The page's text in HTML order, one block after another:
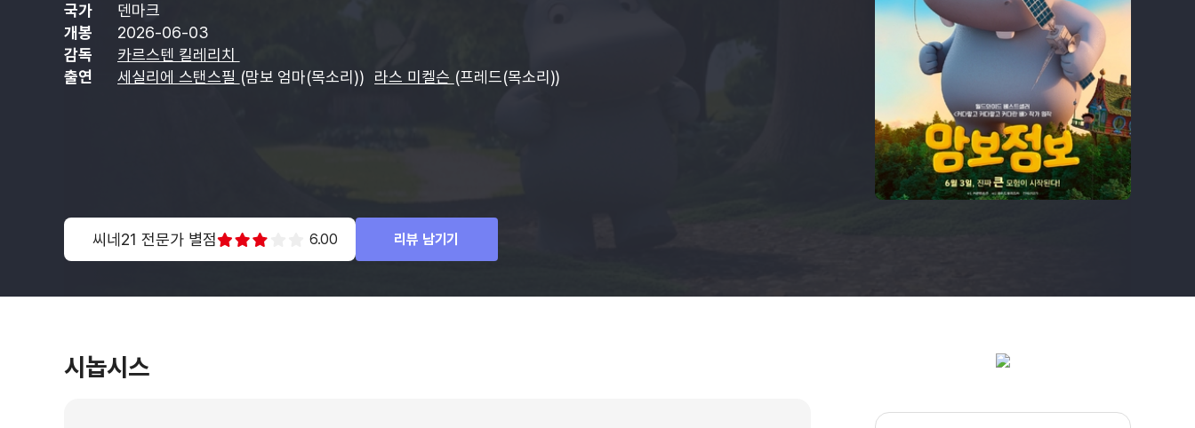
국가
덴마크
개봉
2026-06-03
감독
카르스텐 킬레리치
출연
세실리에 스탠스필 (맘보 엄마(목소리)) 라스 미켈슨 (프레드(목소리))
씨네21 전문가 별점 6.00 리뷰 남기기
시놉시스